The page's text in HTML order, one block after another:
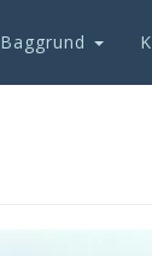
Baggrund